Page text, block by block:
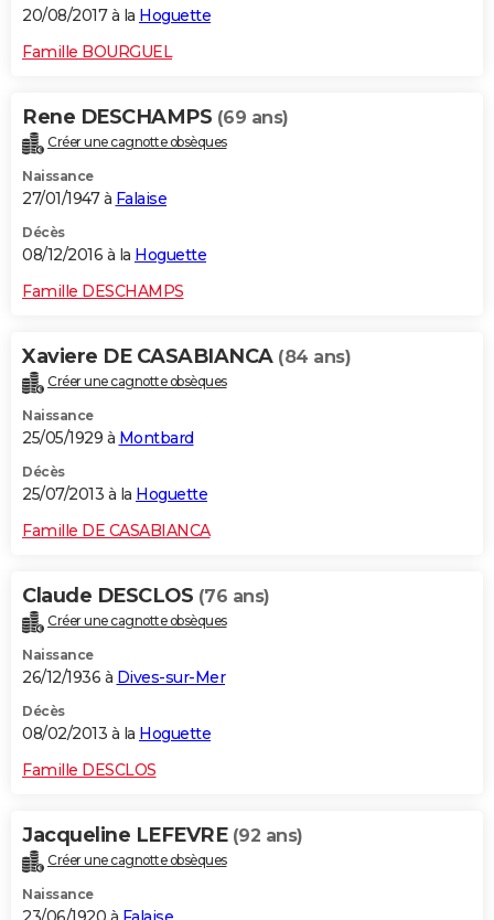
20/08/2017 à la Hoguette
Famille BOURGUEL
Rene DESCHAMPS (69 ans)
Créer une cagnotte obsèques
Naissance
27/01/1947 à Falaise
Décès
08/12/2016 à la Hoguette
Famille DESCHAMPS
Xaviere DE CASABIANCA (84 ans)
Créer une cagnotte obsèques
Naissance
25/05/1929 à Montbard
Décès
25/07/2013 à la Hoguette
Famille DE CASABIANCA
Claude DESCLOS (76 ans)
Créer une cagnotte obsèques
Naissance
26/12/1936 à Dives-sur-Mer
Décès
08/02/2013 à la Hoguette
Famille DESCLOS
Jacqueline LEFEVRE (92 ans)
Créer une cagnotte obsèques
Naissance